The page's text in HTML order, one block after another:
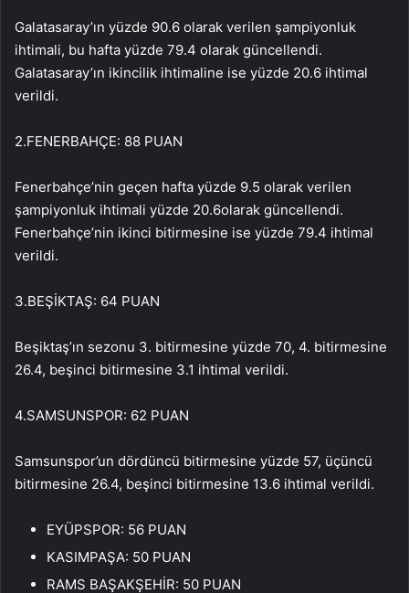
Galatasaray’ın yüzde 90.6 olarak verilen şampiyonluk
ihtimali, bu hafta yüzde 79.4 olarak güncellendi.
Galatasaray’ın ikincilik ihtimaline ise yüzde 20.6 ihtimal
verildi.
2.FENERBAHÇE: 88 PUAN
Fenerbahçe’nin geçen hafta yüzde 9.5 olarak verilen
şampiyonluk ihtimali yüzde 20.6olarak güncellendi.
Fenerbahçe’nin ikinci bitirmesine ise yüzde 79.4 ihtimal
verildi.
3.BEŞİKTAŞ: 64 PUAN
Beşiktaş’ın sezonu 3. bitirmesine yüzde 70, 4. bitirmesine
26.4, beşinci bitirmesine 3.1 ihtimal verildi.
4.SAMSUNSPOR: 62 PUAN
Samsunspor’un dördüncü bitirmesine yüzde 57, üçüncü
bitirmesine 26.4, beşinci bitirmesine 13.6 ihtimal verildi.
EYÜPSPOR: 56 PUAN
KASIMPAŞA: 50 PUAN
RAMS BAŞAKŞEHİR: 50 PUAN